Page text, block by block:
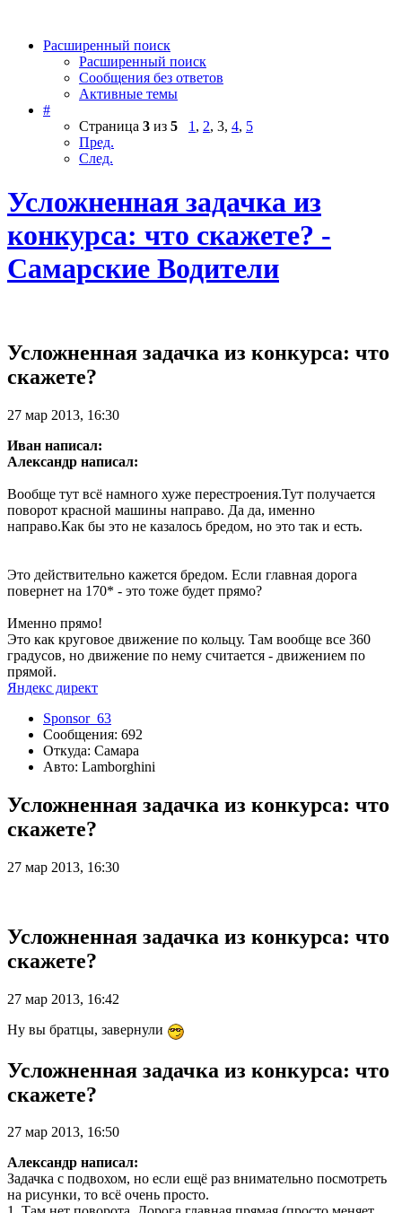
Расширенный поиск
Расширенный поиск
Сообщения без ответов
Активные темы
#
Страница 3 из 5 1 , 2, 3, 4, 5
Пред.
След.
Усложненная задачка из
конкурса: что скажете? -
Самарские Водители
Усложненная задачка из конкурса: что
скажете?
27 мар 2013, 16:30
Иван написал:
Александр написал:
Вообще тут всё намного хуже перестроения.Тут получается
поворот красной машины направо. Да да, именно
направо.Как бы это не казалось бредом, но это так и есть.
Это действительно кажется бредом. Если главная дорога
повернет на 170* - это тоже будет прямо?
Именно прямо!
Это как круговое движение по кольцу. Там вообще все 360
градусов, но движение по нему считается - движением по
прямой.
Яндекс директ
Sponsor_63
Сообщения: 692
Откуда: Самара
Авто: Lamborghini
Усложненная задачка из конкурса: что
скажете?
27 мар 2013, 16:30
Усложненная задачка из конкурса: что
скажете?
27 мар 2013, 16:42
Ну вы братцы, завернули
Усложненная задачка из конкурса: что
скажете?
27 мар 2013, 16:50
Александр написал:
Задачка с подвохом, но если ещё раз внимательно посмотреть
на рисунки, то всё очень просто.